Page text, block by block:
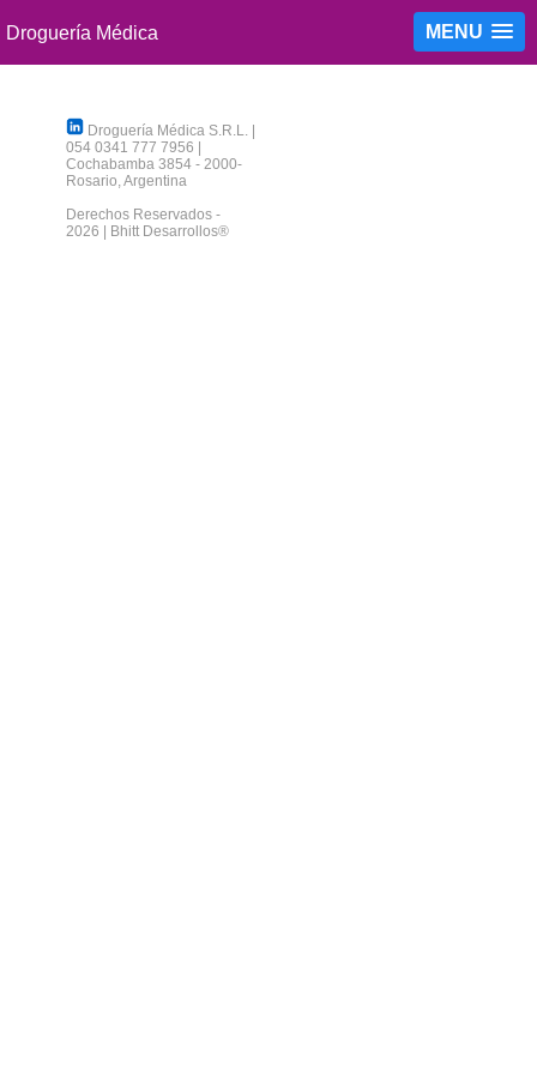
MENU
Droguería Médica S.R.L.
054 0341 777 7956
Cochabamba 3854 - 2000-
Rosario,Argentina
Derechos Reservados -
2026 |
Bhitt Desarrollos®